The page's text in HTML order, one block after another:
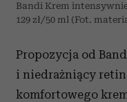
Bandi Krem
129 zł/50 ml (Fot.
Propozycja od
i niedrażniący
komfortowego